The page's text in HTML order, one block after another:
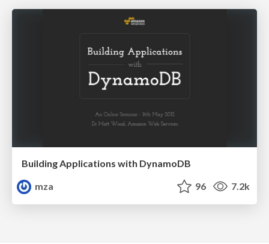
Building Applications with DynamoDB
mza
96 7.2k